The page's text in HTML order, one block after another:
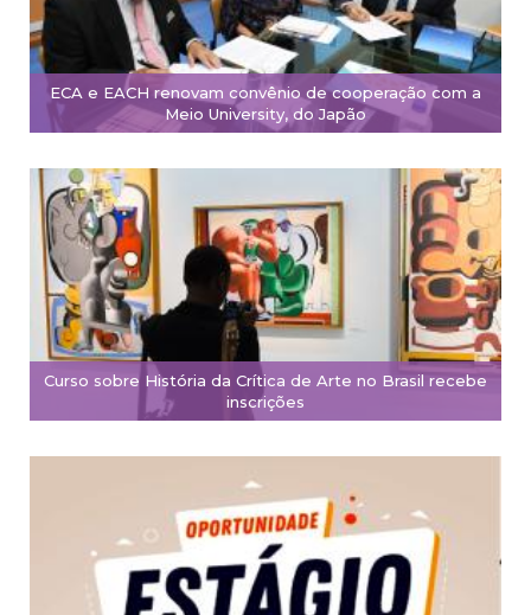
ECA e EACH renovam convênio de cooperação com a
Meio University, do Japão
Curso sobre História da Crítica de Arte no Brasil recebe
inscrições